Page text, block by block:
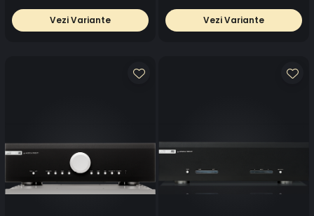
Vezi Variante Vezi Variante